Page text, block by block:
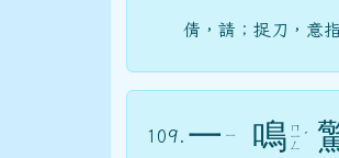
倩，請；捉刀，意
109. 一 ㄧ 鳴 ㄇ
ㄧ
ㄥ
ˊ